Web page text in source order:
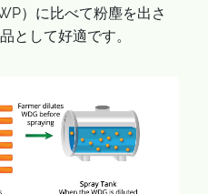
）に比べて粉塵を出さ
として好適です。